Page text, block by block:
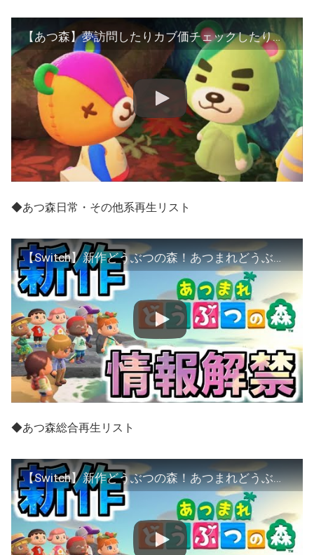
【あつ森】夢訪問したりカブ価チェックしたり会話見たりするぞ！！5/26【LIVE】
◆あつ森日常・その他系再生リスト
【Switch】新作どうぶつの森！あつまれどうぶつの森発表！！！
◆あつ森総合再生リスト
【Switch】新作どうぶつの森！あつまれどうぶつの森発表！！！